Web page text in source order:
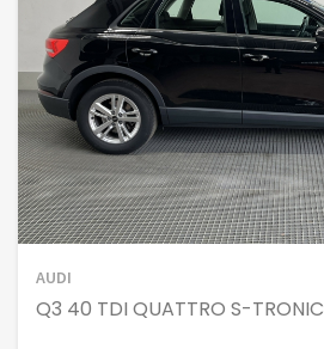
AUDI
Q3 40 TDI QUATTRO S-TRONIC